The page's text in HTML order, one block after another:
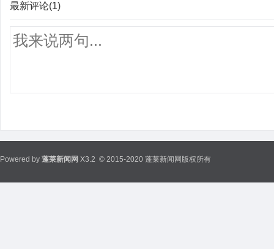
最新评论(1)
Powered by 蓬莱新闻网 X3.2 © 2015-2020 蓬莱新闻网版权所有